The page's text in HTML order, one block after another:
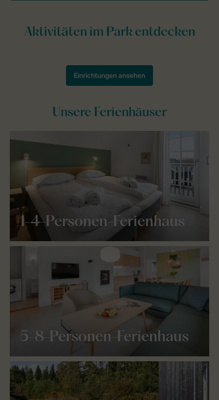
Unsere Ferienhäuser
1-4-Personen-Ferienhaus
5-8-Personen-Ferienhaus